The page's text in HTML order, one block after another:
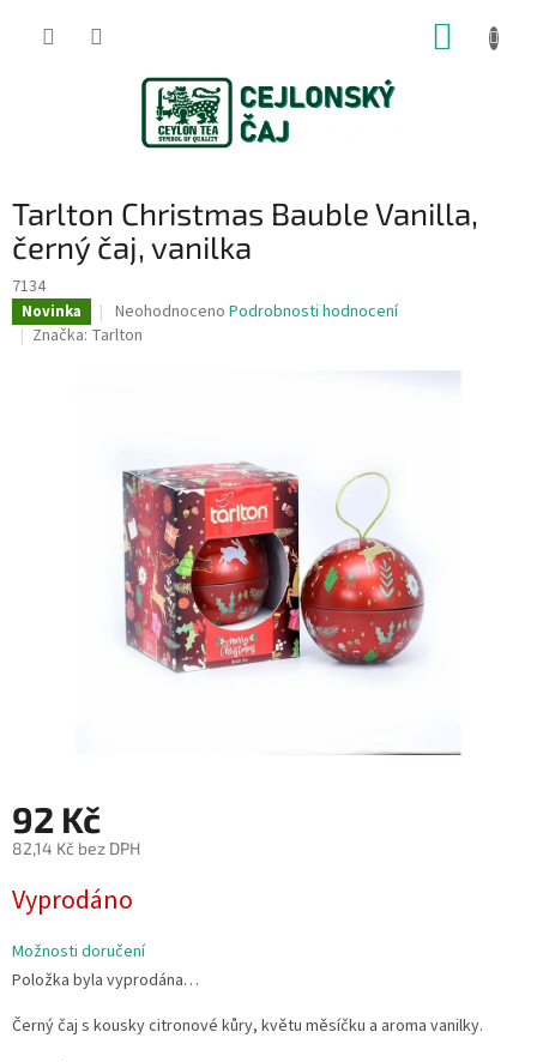
Tarlton Christmas Bauble Vanilla,
černý čaj, vanilka
7134
Novinka
Průměrné
hodnocení
hvězdiček.
Neohodnoceno Podrobnosti hodnocení
Značka: Tarlton
92 Kč
82,14 Kč bez DPH
cena:
Vyprodáno
Možnosti doručení
Položka byla vyprodána…
Černý čaj s kousky citronové kůry, květu měsíčku a aroma vanilky.